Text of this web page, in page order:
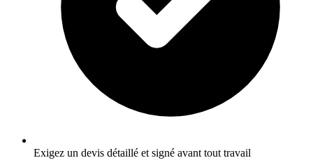
Exigez un devis détaillé et signé avant tout travail